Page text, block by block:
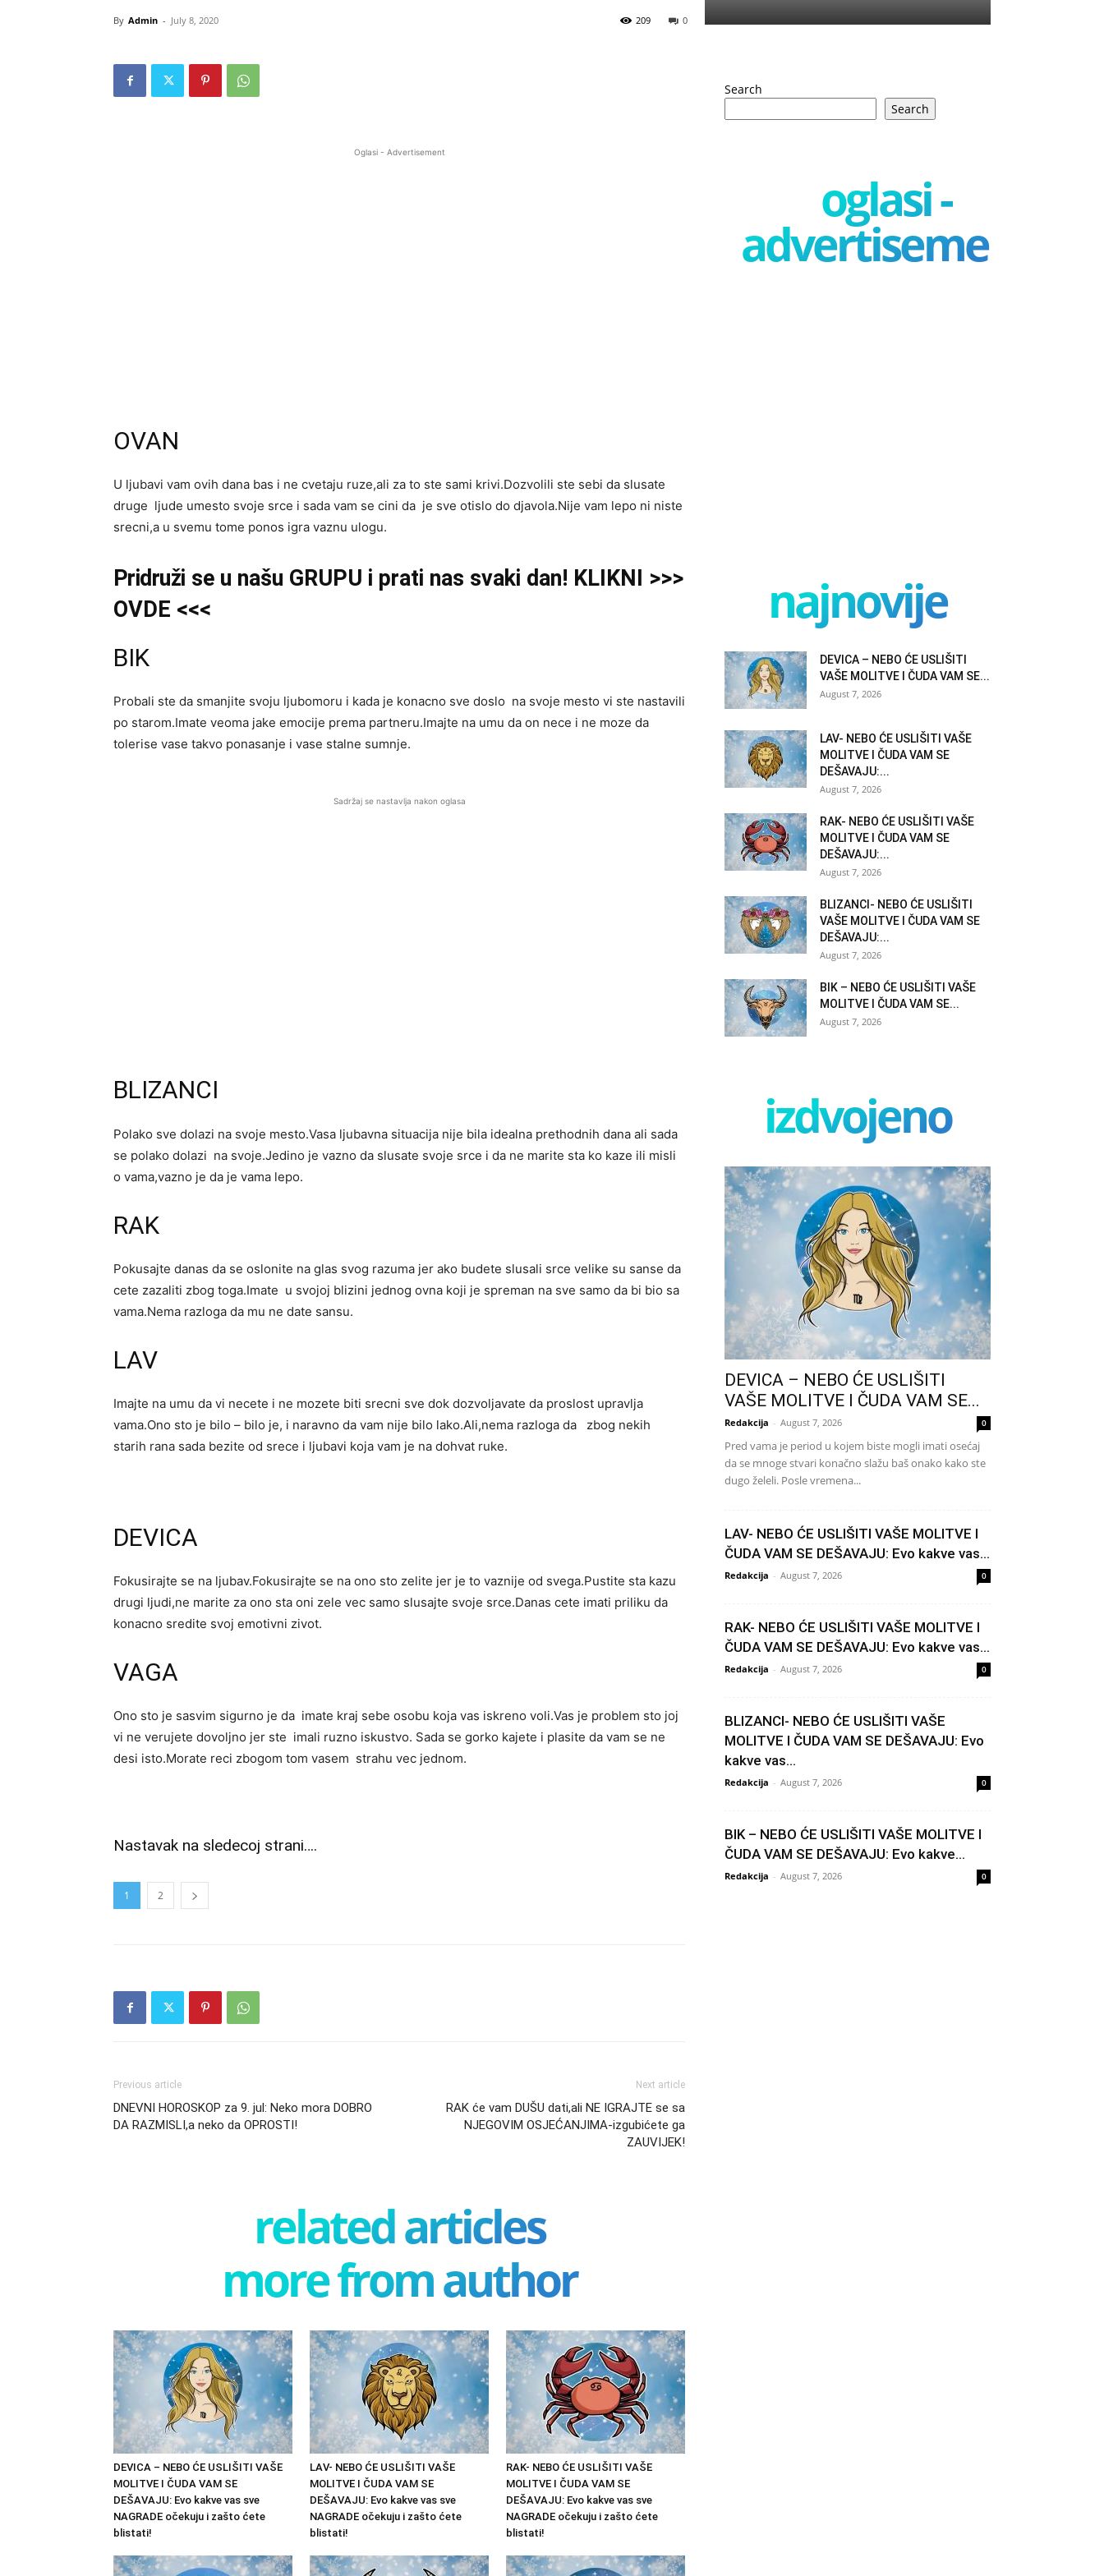
By Admin - July 8, 2020 0
209
Oglasi - Advertisement
OVAN
U ljubavi vam ovih dana bas i ne cvetaju ruze,ali za to ste sami krivi.Dozvolili ste sebi da slusate
druge ljude umesto svoje srce i sada vam se cini da je sve otislo do djavola.Nije vam lepo ni niste
srecni,a u svemu tome ponos igra vaznu ulogu.
Pridruži se u našu GRUPU i prati nas svaki dan! KLIKNI >>>
OVDE <<<
BIK
Probali ste da smanjite svoju ljubomoru i kada je konacno sve doslo na svoje mesto vi ste nastavili
po starom.Imate veoma jake emocije prema partneru.Imajte na umu da on nece i ne moze da
tolerise vase takvo ponasanje i vase stalne sumnje.
Sadržaj se nastavlja nakon oglasa
BLIZANCI
Polako sve dolazi na svoje mesto.Vasa ljubavna situacija nije bila idealna prethodnih dana ali sada
se polako dolazi na svoje.Jedino je vazno da slusate svoje srce i da ne marite sta ko kaze ili misli
o vama,vazno je da je vama lepo.
RAK
Pokusajte danas da se oslonite na glas svog razuma jer ako budete slusali srce velike su sanse da
cete zazaliti zbog toga.Imate u svojoj blizini jednog ovna koji je spreman na sve samo da bi bio sa
vama.Nema razloga da mu ne date sansu.
LAV
Imajte na umu da vi necete i ne mozete biti srecni sve dok dozvoljavate da proslost upravlja
vama.Ono sto je bilo – bilo je, i naravno da vam nije bilo lako.Ali,nema razloga da zbog nekih
starih rana sada bezite od srece i ljubavi koja vam je na dohvat ruke.
DEVICA
Fokusirajte se na ljubav.Fokusirajte se na ono sto zelite jer je to vaznije od svega.Pustite sta kazu
drugi ljudi,ne marite za ono sta oni zele vec samo slusajte svoje srce.Danas cete imati priliku da
konacno sredite svoj emotivni zivot.
VAGA
Ono sto je sasvim sigurno je da imate kraj sebe osobu koja vas iskreno voli.Vas je problem sto joj
vi ne verujete dovoljno jer ste imali ruzno iskustvo. Sada se gorko kajete i plasite da vam se ne
desi isto.Morate reci zbogom tom vasem strahu vec jednom.
Nastavak na sledecoj strani….
1 2
Previous article
DNEVNI HOROSKOP za 9. jul: Neko mora DOBRO
DA RAZMISLI,a neko da OPROSTI!
Next article
RAK će vam DUŠU dati,ali NE IGRAJTE se sa
NJEGOVIM OSJEĆANJIMA-izgubićete ga
ZAUVIJEK!
related articles
more from author
DEVICA – NEBO ĆE USLIŠITI VAŠE
MOLITVE I ČUDA VAM SE
DEŠAVAJU: Evo kakve vas sve
NAGRADE očekuju i zašto ćete
blistati!
LAV- NEBO ĆE USLIŠITI VAŠE
MOLITVE I ČUDA VAM SE
DEŠAVAJU: Evo kakve vas sve
NAGRADE očekuju i zašto ćete
blistati!
RAK- NEBO ĆE USLIŠITI VAŠE
MOLITVE I ČUDA VAM SE
DEŠAVAJU: Evo kakve vas sve
NAGRADE očekuju i zašto ćete
blistati!
Search
Search
oglasi -
advertisement
najnovije
DEVICA – NEBO ĆE USLIŠITI
VAŠE MOLITVE I ČUDA VAM SE...
August 7, 2026
LAV- NEBO ĆE USLIŠITI VAŠE
MOLITVE I ČUDA VAM SE
DEŠAVAJU:...
August 7, 2026
RAK- NEBO ĆE USLIŠITI VAŠE
MOLITVE I ČUDA VAM SE
DEŠAVAJU:...
August 7, 2026
BLIZANCI- NEBO ĆE USLIŠITI
VAŠE MOLITVE I ČUDA VAM SE
DEŠAVAJU:...
August 7, 2026
BIK – NEBO ĆE USLIŠITI VAŠE
MOLITVE I ČUDA VAM SE...
August 7, 2026
izdvojeno
DEVICA – NEBO ĆE USLIŠITI
VAŠE MOLITVE I ČUDA VAM SE...
Redakcija - August 7, 2026 0
Pred vama je period u kojem biste mogli imati osećaj
da se mnoge stvari konačno slažu baš onako kako ste
dugo želeli. Posle vremena...
LAV- NEBO ĆE USLIŠITI VAŠE MOLITVE I
ČUDA VAM SE DEŠAVAJU: Evo kakve vas...
Redakcija - August 7, 2026 0
RAK- NEBO ĆE USLIŠITI VAŠE MOLITVE I
ČUDA VAM SE DEŠAVAJU: Evo kakve vas...
Redakcija - August 7, 2026 0
BLIZANCI- NEBO ĆE USLIŠITI VAŠE
MOLITVE I ČUDA VAM SE DEŠAVAJU: Evo
kakve vas...
Redakcija - August 7, 2026 0
BIK – NEBO ĆE USLIŠITI VAŠE MOLITVE I
ČUDA VAM SE DEŠAVAJU: Evo kakve...
Redakcija - August 7, 2026 0